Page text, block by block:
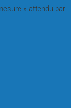
» attendu par